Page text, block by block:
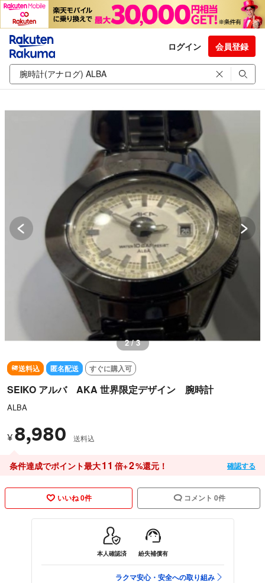
ログイン 会員登録
3 / 3
送料込 匿名配送 すぐに購入可
SEIKO アルバ AKA 世界限定デザイン 腕時計
ALBA
¥ 8,980 送料込
条件達成でポイント最大11 倍+2%還元！ 確認する
いいね 0件 コメント 0件
本人確認済 紛失補償有
ラクマ安心・安全への取り組み